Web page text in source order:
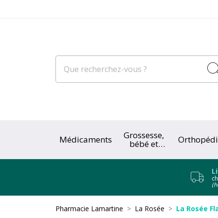
Médicaments Grossesse,
bébé et
Pharmacie Lamartine La Rosée La Rosée